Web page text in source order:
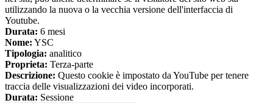
utilizzando la nuova o la vecchia versione dell'interfaccia di
Youtube.
Durata: 6 mesi
Nome: YSC
Tipologia: analitico
Proprieta: Terza-parte
Descrizione: Questo cookie è impostato da YouTube per tenere
traccia delle visualizzazioni dei video incorporati.
Durata: Sessione